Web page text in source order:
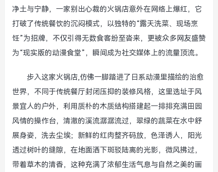
净土与宁静，一家别出心裁的火锅店意外在网络上爆红，它
打破了传统餐饮的沉闷模式，以独特的“露天洗菜、现场烹
饪”为招牌，不仅引得无数食客纷至沓来，更被众多网友盛赞
为“现实版的动漫食堂”，瞬间成为社交媒体上的流量顶流。
步入这家火锅店,仿佛一脚踏进了日系动漫里描绘的治愈
世界，不同于传统餐厅封闭压抑的装修风格，这里选址于风
景宜人的户外，利用质朴的木质结构搭建起一排排充满田园
风情的操作台，清澈的溪流潺潺流过，翠绿的蔬菜在水中舒
展身姿，洗去尘埃；新鲜的红肉整齐码放，色泽诱人，阳光
透过树叶的缝隙，在地面洒下斑驳陆离的光影，微风拂过，
带着草木的清香，这种充满了浓郁生活气息与自然之美的画